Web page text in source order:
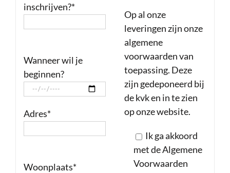
inschrijven?*
Wanneer wil je
beginnen?
Adres*
Woonplaats*
Op al onze
leveringen zijn onze
algemene
voorwaarden van
toepassing. Deze
zijn gedeponeerd bij
de kvk en in te zien
op onze website.
Ik ga akkoord
met de Algemene
Voorwaarden